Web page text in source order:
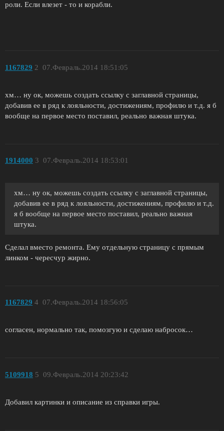
роли. Если влезет - то и корабли.
1167829 07.Февраль.2014 18:51:05
2
хм… ну ок, можешь создать ссылку с заглавной страницы,
добавив ее в ряд к лояльности, достижениям, профилю и т.д. я б
вообще на первое место поставил, реально важная штука.
1914000 07.Февраль.2014 18:53:01
3
хм… ну ок, можешь создать ссылку с заглавной страницы,
добавив ее в ряд к лояльности, достижениям, профилю и т.д.
я б вообще на первое место поставил, реально важная
штука.
Сделал вместо ремонта. Ему отдельную страницу с прямым
линком - чересчур жирно.
1167829 07.Февраль.2014 18:56:05
4
согласен, нормально так, помозгую и сделаю набросок…
5109918 09.Февраль.2014 20:23:42
5
Добавил картинки и описание из справки игры.